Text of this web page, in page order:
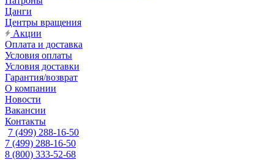
Цанги
Центры вращения
Акции
Оплата и доставка
Условия оплаты
Условия доставки
Гарантия/возврат
О компании
Новости
Вакансии
Контакты
7 (499) 288-16-50
7 (499) 288-16-50
8 (800) 333-52-68